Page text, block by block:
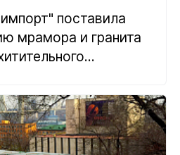
поставила
мрамора и гранита